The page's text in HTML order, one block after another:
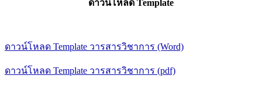
ดาวน์โหลด Template
ดาวน์โหลด Template วารสารวิชาการ (Word)
ดาวน์โหลด Template วารสารวิชาการ (pdf)